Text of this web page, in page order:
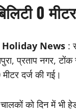
0
News :
प्रताप नगर,
दर्ज की गई।
चालकों को दिन में